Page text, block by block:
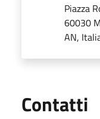
Piazza
60030
AN,
Contatti